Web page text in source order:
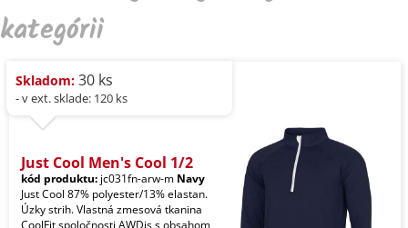
kategórii
Skladom: 30 ks
- v ext. sklade: 120 ks
Just Cool Men's Cool 1/2
kód produktu: jc031fn-arw-m Navy
Just Cool 87% polyester/13% elastan.
Úzky strih. Vlastná zmesová tkanina